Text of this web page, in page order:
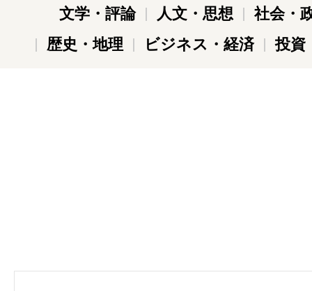
文学・評論 人文・思想
社会・
歴史・地理
ビジネス・経済 投資